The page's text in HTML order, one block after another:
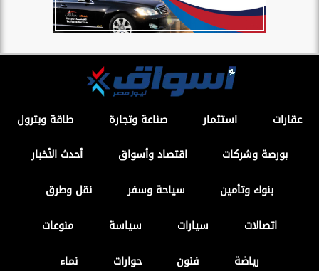
عقارات استثمار صناعة وتجارة
طاقة وبترول
بورصة وشركات
اقتصاد وأسواق
أحدث الأخبار
بنوك وتأمين
سياحة وسفر
نقل وطرق
اتصالات
سيارات سياسة
منوعات
رياضة
فنون حوارات نماء